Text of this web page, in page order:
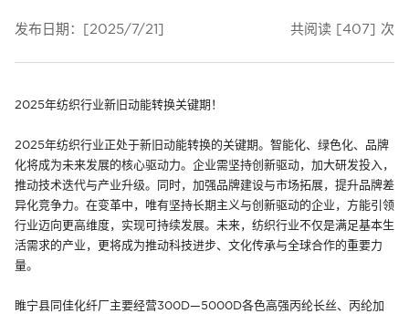
发布日期：[2025/7/21] 共阅读 [407] 次
2025年纺织行业新旧动能转换关键期！
2025年纺织行业正处于新旧动能转换的关键期。智能化、绿色化、品牌
化将成为未来发展的核心驱动力。企业需坚持创新驱动，加大研发投入，
推动技术迭代与产业升级。同时，加强品牌建设与市场拓展，提升品牌差
异化竞争力。在变革中，唯有坚持长期主义与创新驱动的企业，方能引领
行业迈向更高维度，实现可持续发展。未来，纺织行业不仅是满足基本生
活需求的产业，更将成为推动科技进步、文化传承与全球合作的重要力
量。
睢宁县同佳化纤厂主要经营300D—5000D各色高强丙纶长丝、丙纶加